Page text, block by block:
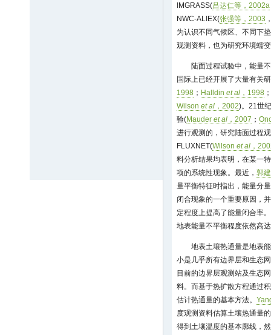
IMGRASS(吕达仁等，2002a
NWC-ALIEX(张强等，2003
为认识不同气候区、不同下
观测资料，也为研究环境蠕
陆面过程试验中，能量
国际上已经开展了大量有关
1998 ； Halldin et al ，1998 ；
Wilson et al ，2002)。21世
验(Mauder et al ，2007 ；
进行观测的，研究陆面过程
FLUXNET(Wilson et al ，
料分析结果均表明，在某一
项的系统性现象。最近， 郭
量平衡特征时指出，能量分
闭合现象的一个重要原因，
定程度上提高了能量闭合率
地表能量不平衡程度依然高
地表土壤热通量是地表
小是几乎所有边界层和生态
目前的边界层观测站及生态
料。而基于热扩散方程通过
估计热通量的基本方法。
度观测资料估算土壤热通量
得到土壤温度的基本廓线，